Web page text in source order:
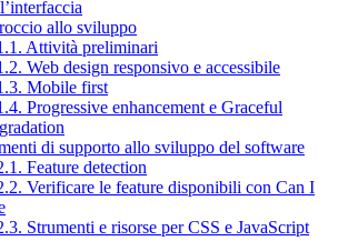
allo sviluppo
Attività preliminari
Web design responsivo e accessibile
Mobile first
Progressive enhancement e Graceful
di supporto allo sviluppo del software
Feature detection
Verificare le feature disponibili con Can I
Strumenti e risorse per CSS e JavaScript